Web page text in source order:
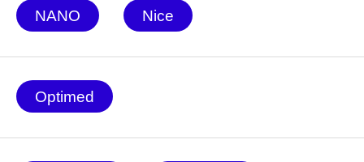
NANO Nice
Optimed